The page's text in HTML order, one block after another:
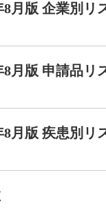
8月版 企業別リ
8月版 申請品リ
8月版 疾患別リ